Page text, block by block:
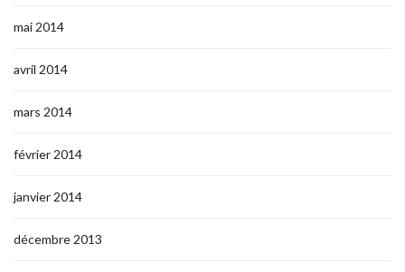
mai 2014
avril 2014
mars 2014
février 2014
janvier 2014
décembre 2013